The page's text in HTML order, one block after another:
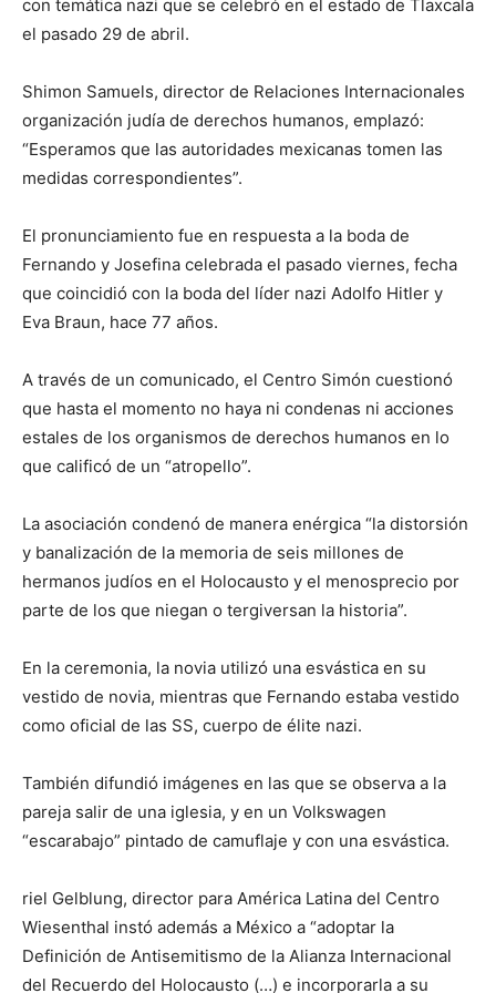
con temática nazi que se celebró en el estado de Tlaxcala
el pasado 29 de abril.
Shimon Samuels, director de Relaciones Internacionales
organización judía de derechos humanos, emplazó:
“Esperamos que las autoridades mexicanas tomen las
medidas correspondientes”.
El pronunciamiento fue en respuesta a la boda de
Fernando y Josefina celebrada el pasado viernes, fecha
que coincidió con la boda del líder nazi Adolfo Hitler y
Eva Braun, hace 77 años.
A través de un comunicado, el Centro Simón cuestionó
que hasta el momento no haya ni condenas ni acciones
estales de los organismos de derechos humanos en lo
que calificó de un “atropello”.
La asociación condenó de manera enérgica “la distorsión
y banalización de la memoria de seis millones de
hermanos judíos en el Holocausto y el menosprecio por
parte de los que niegan o tergiversan la historia”.
En la ceremonia, la novia utilizó una esvástica en su
vestido de novia, mientras que Fernando estaba vestido
como oficial de las SS, cuerpo de élite nazi.
También difundió imágenes en las que se observa a la
pareja salir de una iglesia, y en un Volkswagen
“escarabajo” pintado de camuflaje y con una esvástica.
riel Gelblung, director para América Latina del Centro
Wiesenthal instó además a México a “adoptar la
Definición de Antisemitismo de la Alianza Internacional
del Recuerdo del Holocausto (…) e incorporarla a su